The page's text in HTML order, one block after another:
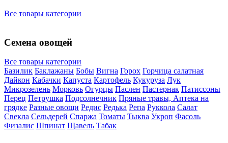
Все товары категории
Семена овощей
Все товары категории
Базилик Баклажаны Бобы Вигна Горох Горчица салатная
Дайкон Кабачки Капуста Картофель Кукуруза Лук
Микрозелень Морковь Огурцы Паслен Пастернак Патиссоны
Перец Петрушка Подсолнечник Пряные травы, Аптека на
грядке Разные овощи Редис Редька Репа Руккола Салат
Свекла Сельдерей Спаржа Томаты Тыква Укроп Фасоль
Физалис Шпинат Щавель Табак